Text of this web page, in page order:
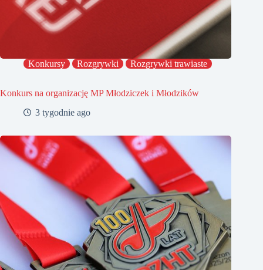
Konkursy Rozgrywki Rozgrywki trawiaste
Konkurs na organizację MP Młodziczek i Młodzików
3 tygodnie ago